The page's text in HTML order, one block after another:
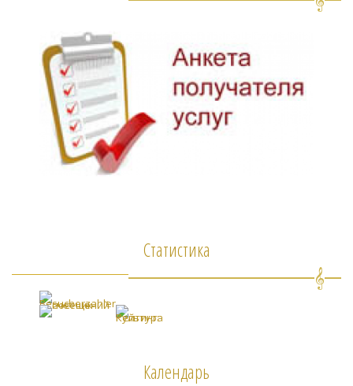
Статистика
Календарь